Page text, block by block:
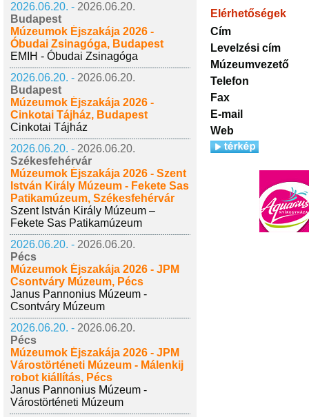
2026.06.20. - 2026.06.20.
Budapest
Múzeumok Éjszakája 2026 -
Óbudai Zsinagóga, Budapest
EMIH - Óbudai Zsinagóga
2026.06.20. - 2026.06.20.
Budapest
Múzeumok Éjszakája 2026 -
Cinkotai Tájház, Budapest
Cinkotai Tájház
2026.06.20. - 2026.06.20.
Székesfehérvár
Múzeumok Éjszakája 2026 - Szent
István Király Múzeum - Fekete Sas
Patikamúzeum, Székesfehérvár
Szent István Király Múzeum –
Fekete Sas Patikamúzeum
2026.06.20. - 2026.06.20.
Pécs
Múzeumok Éjszakája 2026 - JPM
Csontváry Múzeum, Pécs
Janus Pannonius Múzeum -
Csontváry Múzeum
2026.06.20. - 2026.06.20.
Pécs
Múzeumok Éjszakája 2026 - JPM
Várostörténeti Múzeum - Málenkij
robot kiállítás, Pécs
Janus Pannonius Múzeum -
Várostörténeti Múzeum
Elérhetőségek
Cím
Levelzési cím
Múzeumvezető
Telefon
Fax
E-mail
Web